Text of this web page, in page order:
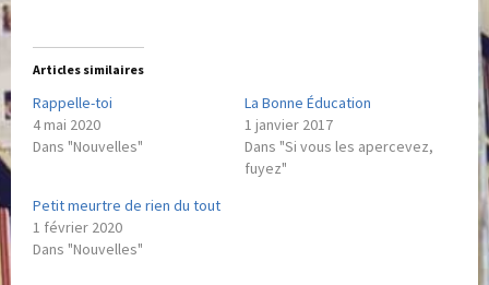
Articles similaires
Rappelle-toi
4 mai 2020
Dans "Nouvelles"
La Bonne Éducation
1 janvier 2017
Dans "Si vous les apercevez,
fuyez"
Petit meurtre de rien du tout
1 février 2020
Dans "Nouvelles"